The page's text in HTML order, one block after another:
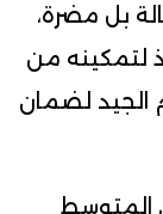
بل مضرة،
لتمكينه من
الجيد لضمان
المتوسط